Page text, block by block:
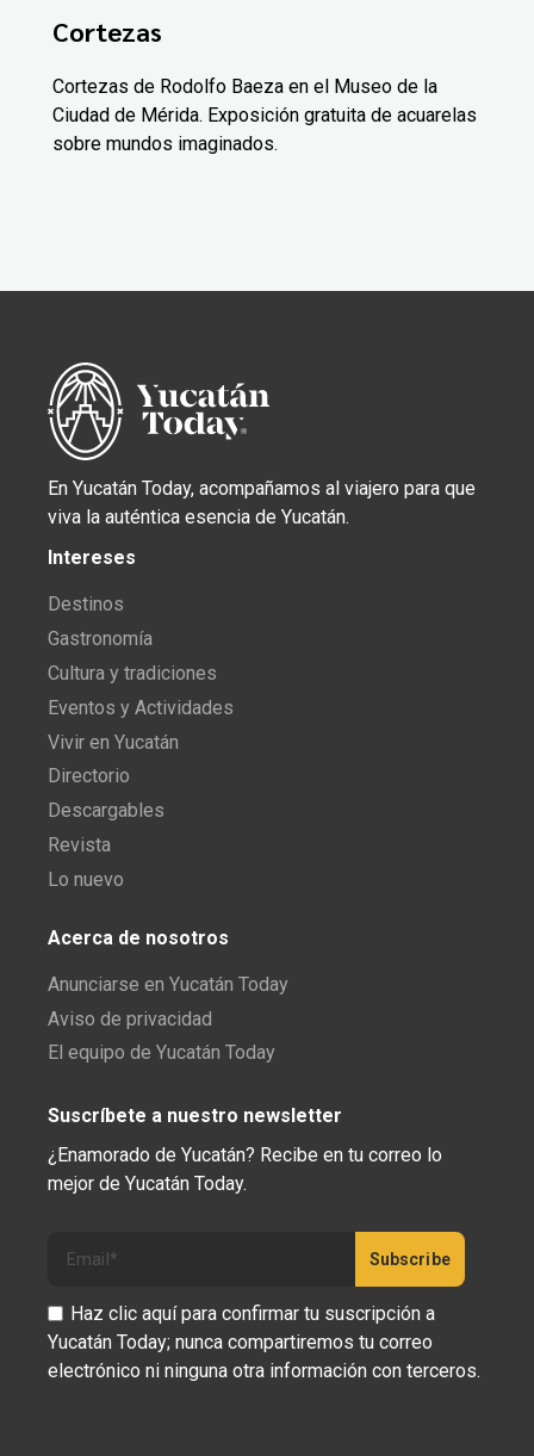
Cortezas
Cortezas de Rodolfo Baeza en el Museo de la
Ciudad de Mérida. Exposición gratuita de acuarelas
sobre mundos imaginados.
En Yucatán Today, acompañamos al viajero para que
viva la auténtica esencia de Yucatán.
Intereses
Destinos
Gastronomía
Cultura y tradiciones
Eventos y Actividades
Vivir en Yucatán
Directorio
Descargables
Revista
Lo nuevo
Acerca de nosotros
Anunciarse en Yucatán Today
Aviso de privacidad
El equipo de Yucatán Today
Suscríbete a nuestro newsletter
¿Enamorado de Yucatán? Recibe en tu correo lo
mejor de Yucatán Today.
Haz clic aquí para confirmar tu suscripción a
Yucatán Today; nunca compartiremos tu correo
electrónico ni ninguna otra información con terceros.